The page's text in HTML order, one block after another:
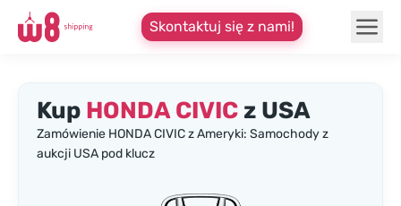
Skontaktuj się z nami!
Kup HONDA CIVIC z USA
Zamówienie HONDA CIVIC z Ameryki: Samochody z
aukcji USA pod klucz